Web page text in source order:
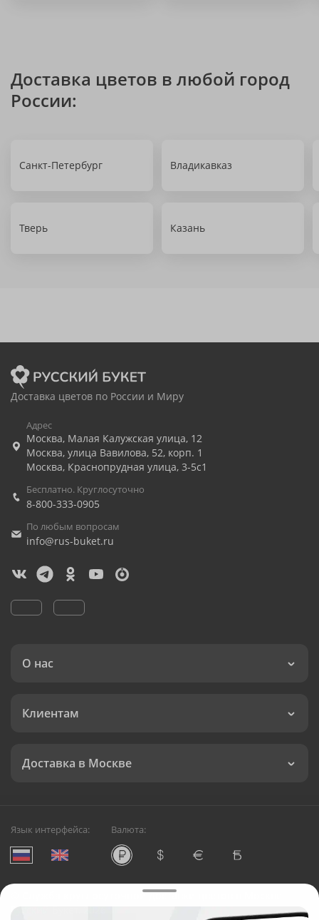
Доставка цветов в любой город
России:
Санкт-Петербург Владикавказ
Тверь Казань
Доставка цветов по России и Миру
Адрес
Москва, Малая Калужская улица, 12
Москва, улица Вавилова, 52, корп. 1
Москва, Краснопрудная улица, 3-5с1
Бесплатно. Круглосуточно
8-800-333-0905
По любым вопросам
info@rus-buket.ru
О нас
Клиентам
Доставка в Москве
Язык интерфейса: Валюта:
Служба круглосуточной доставки цветов в Москве
Русский Букет, 2026